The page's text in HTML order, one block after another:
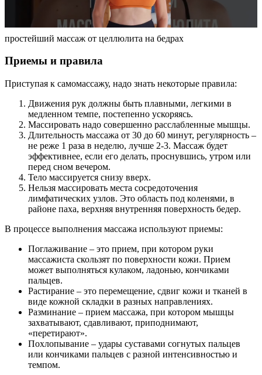
простейший массаж от целлюлита на бедрах
Приемы и правила
Приступая к самомассажу, надо знать некоторые правила:
Движения рук должны быть плавными, легкими в
медленном темпе, постепенно ускоряясь.
Массировать надо совершенно расслабленные мышцы.
Длительность массажа от 30 до 60 минут, регулярность –
не реже 1 раза в неделю, лучше 2-3. Массаж будет
эффективнее, если его делать, проснувшись, утром или
перед сном вечером.
Тело массируется снизу вверх.
Нельзя массировать места сосредоточения
лимфатических узлов. Это область под коленями, в
районе паха, верхняя внутренняя поверхность бедер.
В процессе выполнения массажа используют приемы:
Поглаживание – это прием, при котором руки
массажиста скользят по поверхности кожи. Прием
может выполняться кулаком, ладонью, кончиками
пальцев.
Растирание – это перемещение, сдвиг кожи и тканей в
виде кожной складки в разных направлениях.
Разминание – прием массажа, при котором мышцы
захватывают, сдавливают, приподнимают,
«перетирают».
Похлопывание – удары суставами согнутых пальцев
или кончиками пальцев с разной интенсивностью и
темпом.